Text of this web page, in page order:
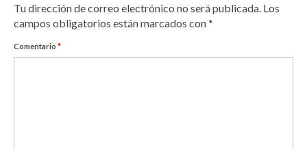
Tu dirección de correo electrónico no será publicada. Los
campos obligatorios están marcados con*
Comentario *